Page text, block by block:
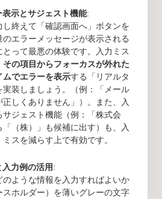
表示とサジェスト機能:
終えて「確認画面へ」ボタンを
エラーメッセージが表示される
って最悪の体験です。入力ミス
その項目からフォーカスが外れた
ムでエラーを表示する「リアルタ
実装しましょう。（例：「メール
しくありません」）。また、入
サジェスト機能（例：「株式会
（株）」も候補に出す）も、入
スを減らす上で有効です。
力例の活用:
のような情報を入力すればよいか
スホルダー）を薄いグレーの文字